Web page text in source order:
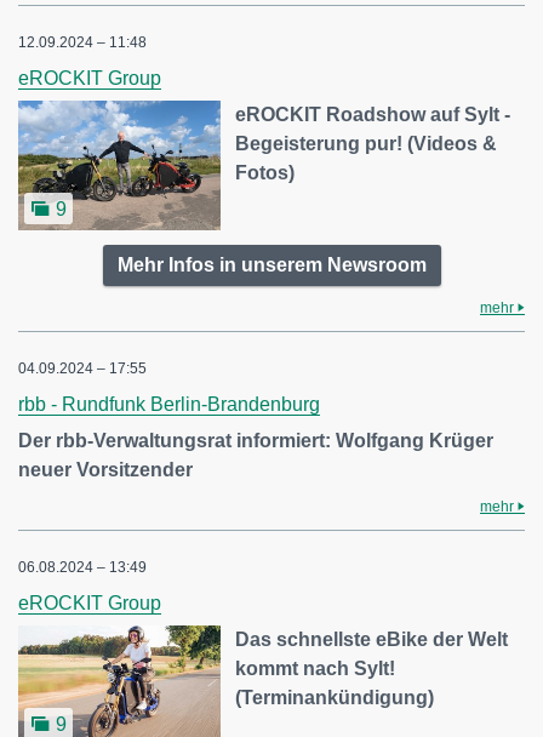
12.09.2024 – 11:48
eROCKIT Group
9
eROCKIT Roadshow auf Sylt -
Begeisterung pur! (Videos &
Fotos)
Mehr Infos in unserem Newsroom
mehr
04.09.2024 – 17:55
rbb - Rundfunk Berlin-Brandenburg
Der rbb-Verwaltungsrat informiert: Wolfgang Krüger
neuer Vorsitzender
mehr
06.08.2024 – 13:49
eROCKIT Group
9
Das schnellste eBike der Welt
kommt nach Sylt!
(Terminankündigung)